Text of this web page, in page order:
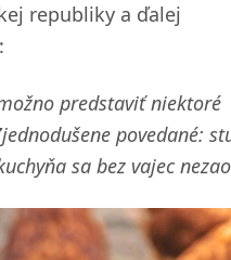
republiky a ďalej
predstaviť niektoré
povedané:
sa bez vajec